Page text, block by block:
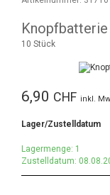
10 Stück
6,90 CHF inkl.
Lager/Zustelldatum
Lagermenge: 1
Zustelldatum: